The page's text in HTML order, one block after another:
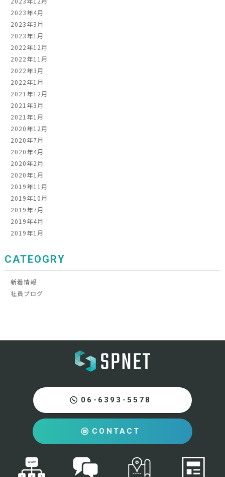
2023年4月
2023年3月
2023年1月
2022年12月
2022年11月
2022年3月
2022年1月
2021年12月
2021年3月
2021年1月
2020年12月
2020年7月
2020年4月
2020年2月
2020年1月
2019年11月
2019年10月
2019年7月
2019年4月
2019年1月
CATEOGRY
新着情報
社員ブログ
06-6393-5578
CONTACT